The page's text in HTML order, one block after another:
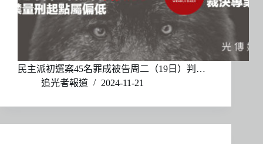
民主派初選案45名罪成被告周二（19日）判…
追光者報道
2024-11-21